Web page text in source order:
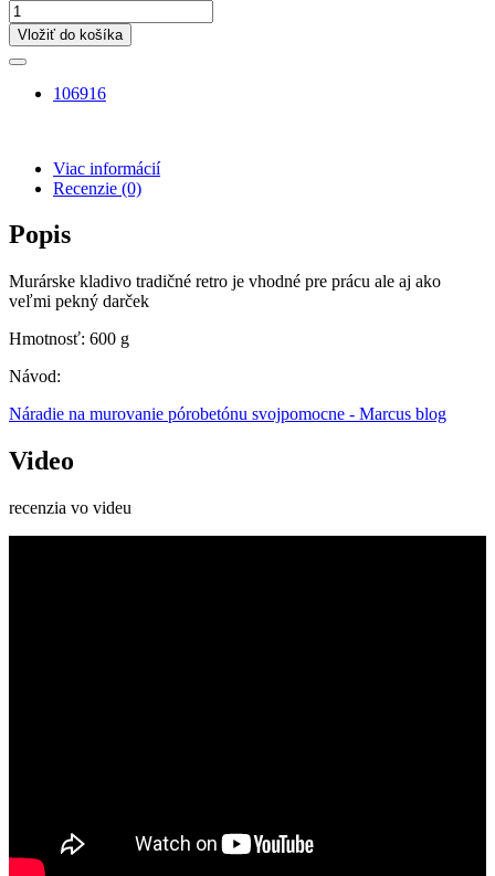
Vložiť do košíka
106916
Viac informácií
Recenzie (0)
Popis
Murárske kladivo tradičné retro je vhodné pre prácu ale aj ako
veľmi pekný darček
Hmotnosť: 600 g
Návod:
Náradie na murovanie pórobetónu svojpomocne - Marcus blog
Video
recenzia vo videu